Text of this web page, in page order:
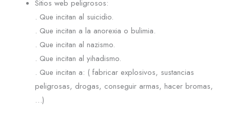
Sitios web peligrosos:
. Que incitan al suicidio.
. Que incitan a la anorexia o bulimia.
. Que incitan al nazismo.
. Que incitan al yihadismo.
. Que incitan a: ( fabricar explosivos, sustancias
peligrosas, drogas, conseguir armas, hacer bromas,
…)